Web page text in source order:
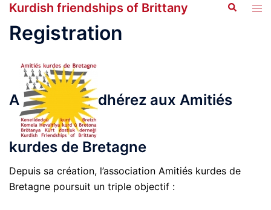
Skip
content
Kurdish friendships of Brittany Search
Registration
A dhérez aux Amitiés
kurdes de Bretagne
Depuis sa création, l’association Amitiés kurdes de
Bretagne poursuit un triple objectif :